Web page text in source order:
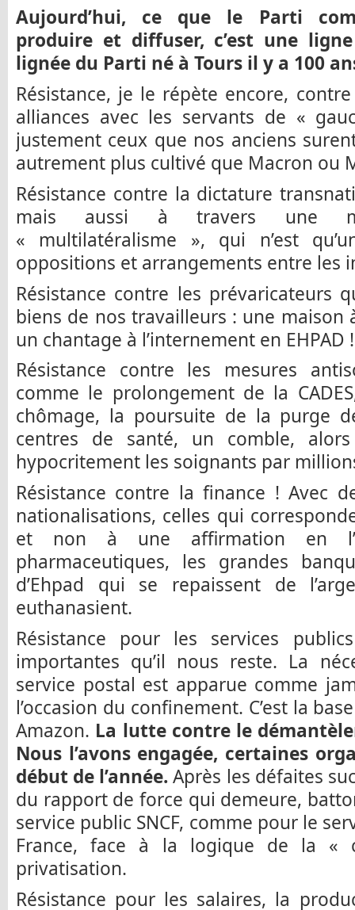
Aujourd’hui, ce que le Parti
produire et diffuser, c’est une
lignée du Parti né à Tours il y a 100
Résistance, je le répète encore,
alliances avec les servants de «
justement ceux que nos anciens
autrement plus cultivé que Macron ou
Résistance contre la dictature
mais aussi à travers une
« multilatéralisme », qui n’est
oppositions et arrangements entre les
Résistance contre les prévaricateurs
biens de nos travailleurs : une maison
un chantage à l’internement en EHPAD !
Résistance contre les mesures
comme le prolongement de la
chômage, la poursuite de la purge
centres de santé, un comble,
hypocritement les soignants par
Résistance contre la finance ! Avec
nationalisations, celles qui
et non à une affirmation en
pharmaceutiques, les grandes
d’Ehpad qui se repaissent de
euthanasient.
Résistance pour les services
importantes qu’il nous reste. La
service postal est apparue comme
l’occasion du confinement. C’est la
Amazon. La lutte contre le
Nous l’avons engagée, certaines
début de l’année. Après les défaites
du rapport de force qui demeure,
service public SNCF, comme pour le
France, face à la logique de la «
privatisation.
Résistance pour les salaires, la